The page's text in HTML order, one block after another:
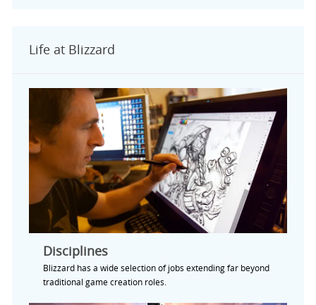
Life at Blizzard
Disciplines
Blizzard has a wide selection of jobs extending far beyond
traditional game creation roles.